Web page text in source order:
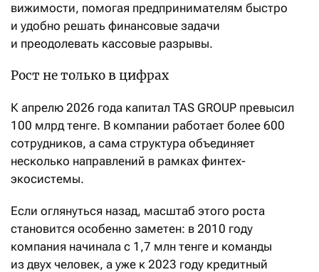
вижимости, помогая предпринимателям быстро
и удобно решать финансовые задачи
и преодолевать кассовые разрывы.
Рост не только в цифрах
К апрелю 2026 года капитал TAS GROUP превысил
100 млрд тенге. В компании работает более 600
сотрудников, а сама структура объединяет
несколько направлений в рамках финтех-
экосистемы.
Если оглянуться назад, масштаб этого роста
становится особенно заметен: в 2010 году
компания начинала с 1,7 млн тенге и команды
из двух человек, а уже к 2023 году кредитный